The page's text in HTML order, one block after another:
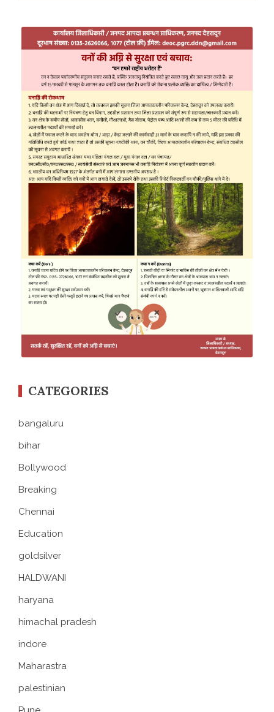
CATEGORIES
bangaluru
bihar
Bollywood
Breaking
Chennai
Education
goldsilver
HALDWANI
haryana
himachal pradesh
indore
Maharastra
palestinian